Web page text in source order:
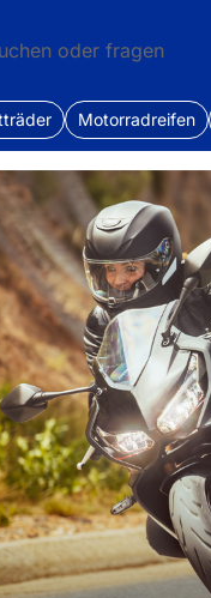
oder fragen
Motorradreifen